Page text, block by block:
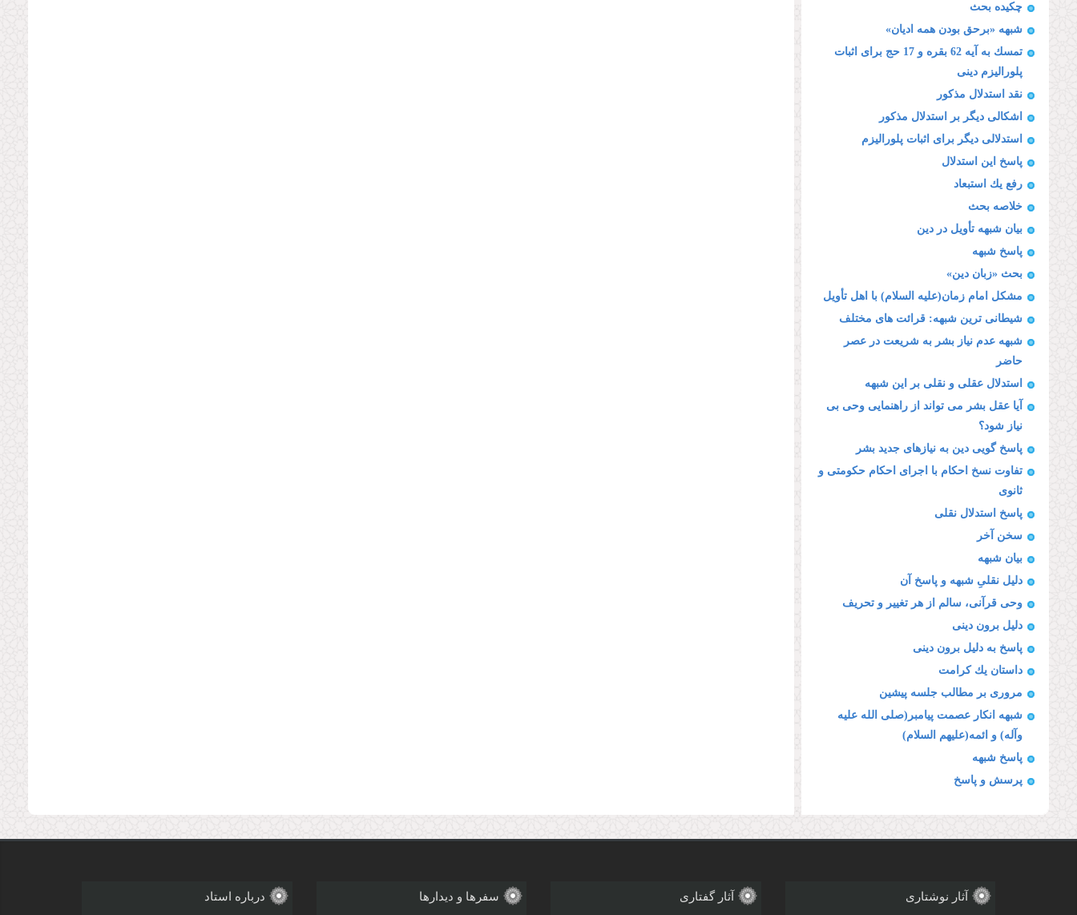
چكیده بحث
شبهه «برحق بودن همه ادیان»
تمسك به آیه 62 بقره و 17 حج براى اثبات
پلورالیزم دینى
نقد استدلال مذكور
اشكالى دیگر بر استدلال مذكور
استدلالى دیگر براى اثبات پلورالیزم
پاسخ این استدلال
رفع یك استبعاد
خلاصه بحث
بیان شبهه تأویل در دین
پاسخ شبهه
بحث «زبان دین»
مشكل امام زمان(علیه السلام) با اهل تأویل
شیطانى ترین شبهه: قرائت هاى مختلف
شبهه عدم نیاز بشر به شریعت در عصر
حاضر
استدلال عقلى و نقلى بر این شبهه
آیا عقل بشر مى تواند از راهنمایى وحى بى
نیاز شود؟
پاسخ گویى دین به نیازهاى جدید بشر
تفاوت نسخ احكام با اجراى احكام حكومتى و
ثانوى
پاسخ استدلال نقلى
سخن آخر
بیان شبهه
دلیل نقلىِ شبهه و پاسخ آن
وحى قرآنى، سالم از هر تغییر و تحریف
دلیل برون دینى
پاسخ به دلیل برون دینى
داستان یك كرامت
مرورى بر مطالب جلسه پیشین
شبهه انكار عصمت پیامبر(صلى الله علیه
وآله) و ائمه(علیهم السلام)
پاسخ شبهه
پرسش و پاسخ
آثار نوشتاری آثار گفتاری سفرها و دیدارها درباره استاد